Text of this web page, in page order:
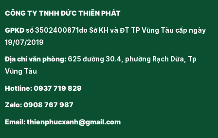
CÔNG TY TNHH ĐỨC THIÊN PHÁT
GPKDsố 3502400871do Sở KH và ĐT TP Vũng Tàu cấp ngày
19/07/2019
Địa chỉ văn phòng:625 đường 30.4, phường Rạch Dừa, Tp
Vũng Tàu
Hotline: 0937 719 829
Zalo: 0908 767 987
Email:thienphucxanh@gmail.com